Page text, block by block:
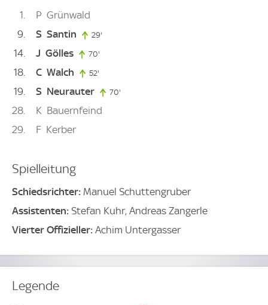
1 P Grünwald
9
S Santin 29'
14 J Gölles 70'
18 C Walch 52'
19 S Neurauter 70'
28 K Bauernfeind
29
F Kerber
Spielleitung
Schiedsrichter: Manuel Schuttengruber
Assistenten: Stefan Kuhr, Andreas Zangerle
Vierter Offizieller: Achim Untergasser
Legende